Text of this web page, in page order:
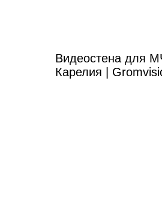
Видеостена для
Карелия |